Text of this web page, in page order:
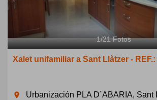
1/21Fotos
Xalet unifamiliar a Sant Llàtzer - REF.:
room
Urbanización PLA D´ABARIA, Sant